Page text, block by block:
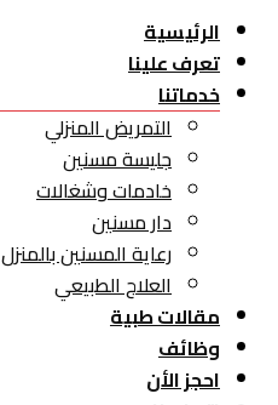
الرئيسية
تعرف علينا
خدماتنا
التمريض المنزلي
جليسة مسنين
خادمات وشغالات
دار مسنين
رعاية المسنين بالمنزل
العلاج الطبيعي
مقالات طبية
وظائف
احجز الأن